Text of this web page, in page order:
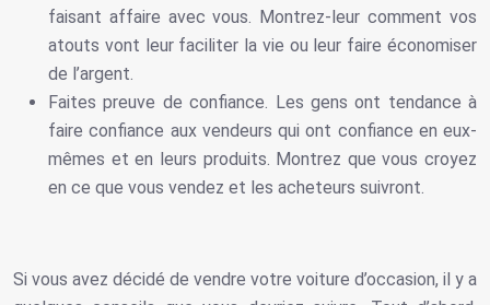
faisant affaire avec vous. Montrez-leur comment vos
atouts vont leur faciliter la vie ou leur faire économiser
de l’argent.
Faites preuve de confiance. Les gens ont tendance à
faire confiance aux vendeurs qui ont confiance en eux-
mêmes et en leurs produits. Montrez que vous croyez
en ce que vous vendez et les acheteurs suivront.
Si vous avez décidé de vendre votre voiture d’occasion, il y a